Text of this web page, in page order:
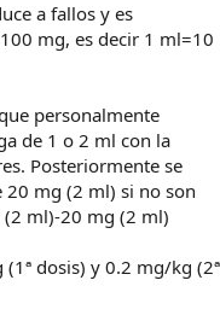
a fallos y es
mg, es decir 1 ml=10
personalmente
de 1 o 2 ml con la
Posteriormente se
mg (2 ml) si no son
ml)-20 mg (2 ml)
dosis) y 0.2 mg/kg (2ª